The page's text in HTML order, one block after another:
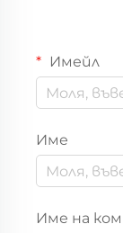
Имейл
Име
Име на